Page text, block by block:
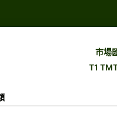
市場
T1